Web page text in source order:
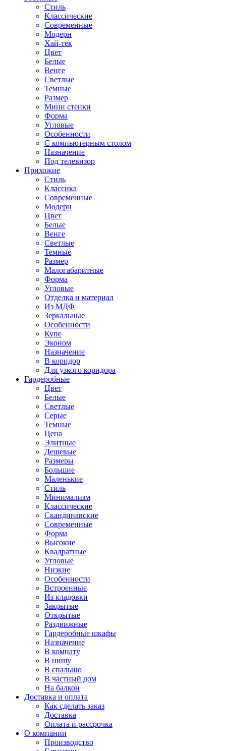
Стиль
Классические
Современные
Модерн
Хай-тек
Цвет
Белые
Венге
Светлые
Темные
Размер
Мини стенки
Форма
Угловые
Особенности
С компьютерным столом
Назначение
Под телевизор
Прихожие
Стиль
Классика
Современные
Модерн
Цвет
Белые
Венге
Светлые
Темные
Размер
Малогабаритные
Форма
Угловые
Отделка и материал
Из МДФ
Зеркальные
Особенности
Купе
Эконом
Назначение
В коридор
Для узкого коридора
Гардеробные
Цвет
Белые
Светлые
Серые
Темные
Цена
Элитные
Дешевые
Размеры
Большие
Маленькие
Стиль
Минимализм
Классические
Скандинавские
Современные
Форма
Высокие
Квадратные
Угловые
Низкие
Особенности
Встроенные
Из кладовки
Закрытые
Открытые
Раздвижные
Гардеробные шкафы
Назначение
В комнату
В нишу
В спальню
В частный дом
На балкон
Доставка и оплата
Как сделать заказ
Доставка
Оплата и рассрочка
О компании
Производство